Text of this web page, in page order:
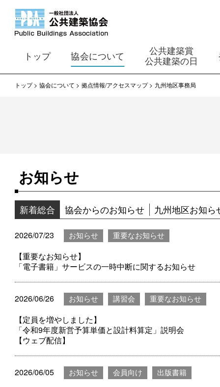
トップ 協会について
公共建築賞
公共建築の日
トップ 協会について 拠点情報/アクセスマップ 九州地区事務局
お知らせ
新着総合 協会からのお知らせ 九州地区お知ら
2026/07/23 お知らせ 重要なお知らせ
【重要なお知らせ】
「電子書籍」サービスの一時中断に関するお知らせ
2026/06/26 お知らせ 講習会 重要なお知らせ
【定員を増やしました】
「令和9年度新営予算単価と設計料算定」説明会
【ウェブ配信】
2026/06/05 お知らせ 会員向け 出版書籍